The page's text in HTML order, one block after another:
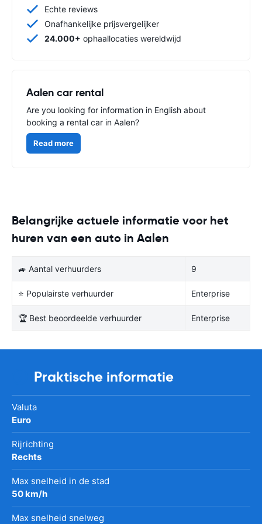
Echte reviews
Onafhankelijke prijsvergelijker
24.000+ ophaallocaties wereldwijd
Aalen car rental
Are you looking for information in English about
booking a rental car in Aalen?
Read more
Belangrijke actuele informatie voor het
huren van een auto in Aalen
🚙 Aantal verhuurders 9
⭐ Populairste verhuurder Enterprise
🏆 Best beoordeelde verhuurder Enterprise
Praktische informatie
Valuta
Euro
Rijrichting
Rechts
Max snelheid in de stad
50 km/h
Max snelheid snelweg